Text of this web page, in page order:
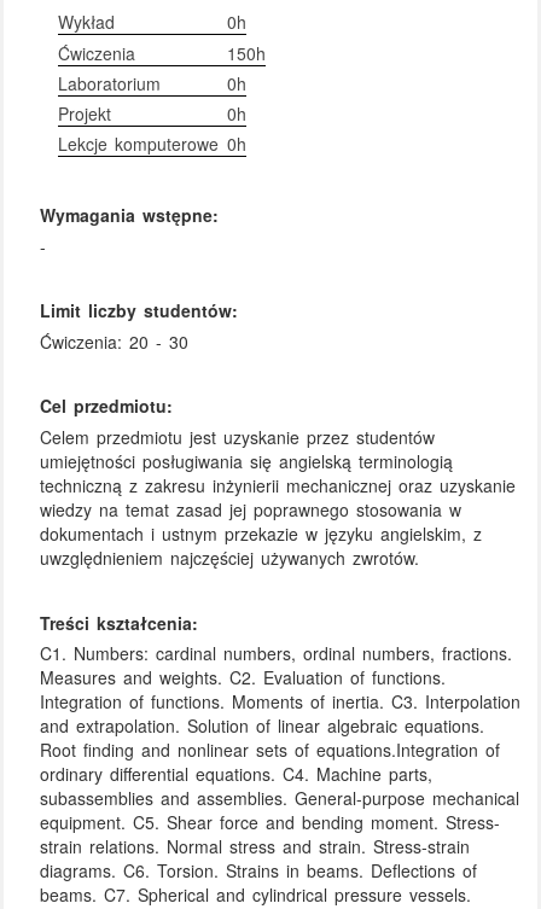
Wykład
0h
Ćwiczenia
150h
Laboratorium
0h
Projekt
0h
Lekcje komputerowe 0h
Wymagania wstępne:
-
Limit liczby studentów:
Ćwiczenia: 20 - 30
Cel przedmiotu:
Celem przedmiotu jest uzyskanie przez studentów
umiejętności posługiwania się angielską terminologią
techniczną z zakresu inżynierii mechanicznej oraz uzyskanie
wiedzy na temat zasad jej poprawnego stosowania w
dokumentach i ustnym przekazie w języku angielskim, z
uwzględnieniem najczęściej używanych zwrotów.
Treści kształcenia:
C1. Numbers: cardinal numbers, ordinal numbers, fractions.
Measures and weights. C2. Evaluation of functions.
Integration of functions. Moments of inertia. C3. Interpolation
and extrapolation. Solution of linear algebraic equations.
Root finding and nonlinear sets of equations.Integration of
ordinary differential equations. C4. Machine parts,
subassemblies and assemblies. General-purpose mechanical
equipment. C5. Shear force and bending moment. Stress-
strain relations. Normal stress and strain. Stress-strain
diagrams. C6. Torsion. Strains in beams. Deflections of
beams. C7. Spherical and cylindrical pressure vessels.